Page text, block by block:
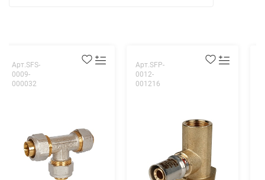
Арт.SFS-
0009-
000032
Арт.SFP-
0012-
001216